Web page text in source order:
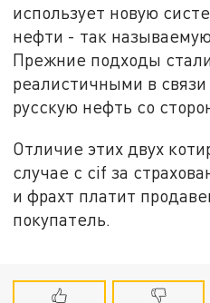
использует новую
нефти - так
Прежние подходы
реалистичными в связи
русскую нефть со
Отличие этих двух
случае с cif за
и фрахт платит
покупатель.